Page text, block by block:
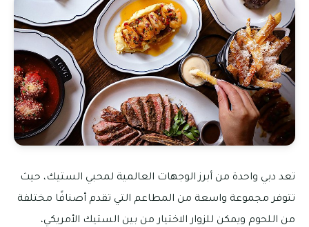
تعد دبي واحدة من أبرز الوجهات العالمية لمحبي الستيك، حيث
تتوفر مجموعة واسعة من المطاعم التي تقدم أصنافًا مختلفة
من اللحوم ويمكن للزوار الاختيار من بين الستيك الأمريكي،